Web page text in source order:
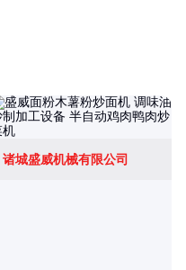
诸城盛威机械有限公司